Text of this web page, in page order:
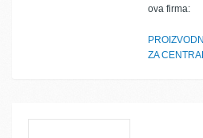
ova firma:
ZA